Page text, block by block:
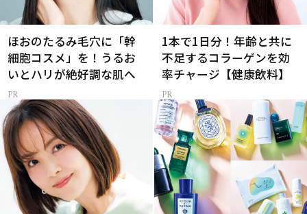
ほおのたるみ毛穴に「幹
細胞コスメ」を！うるお
いとハリが絶好調な肌へ
1本で1日分！年齢と共に
不足するコラーゲンを効
率チャージ【健康飲料】